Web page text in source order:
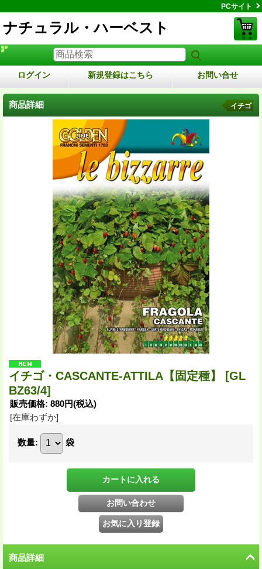
PCサイト
ナチュラル・ハーベスト
ログイン 新規登録はこちら お問い合せ
商品詳細 イチゴ
イチゴ・CASCANTE-ATTILA【固定種】 [GL
BZ63/4]
販売価格: 880円(税込)
[在庫わずか]
数量: 袋
商品詳細